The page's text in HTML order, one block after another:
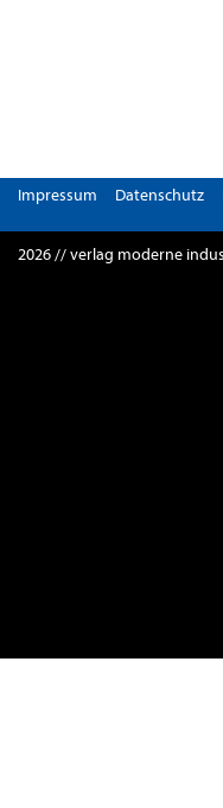
Impressum Datenschutz
2026 // verlag moderne